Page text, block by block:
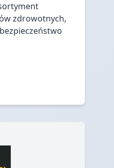
zdrowotnych,